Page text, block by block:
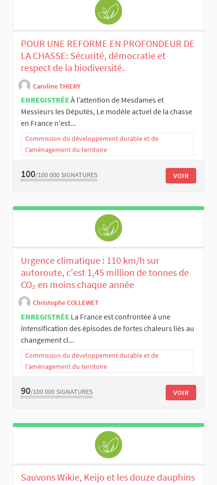
POUR UNE REFORME EN PROFONDEUR DE
LA CHASSE: Sécurité, démocratie et
respect de la biodiversité.
Caroline THIERY
ENREGISTRÉE À l’attention de Mesdames et
Messieurs les Députés, Le modèle actuel de la chasse
en France n'est...
Commission du développement durable et de
l’aménagement du territoire
100/100 000 SIGNATURES VOIR
Urgence climatique : 110 km/h sur
autoroute, c'est 1,45 million de tonnes de
CO₂ en moins chaque année
Christophe COLLEWET
ENREGISTRÉE La France est confrontée à une
intensification des épisodes de fortes chaleurs liés au
changement cl...
Commission du développement durable et de
l’aménagement du territoire
90/100 000 SIGNATURES VOIR
Sauvons Wikie, Keijo et les douze dauphins